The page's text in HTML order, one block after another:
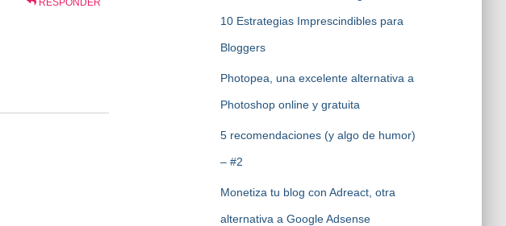
RESPONDER
10 Estrategias Imprescindibles para
Bloggers
Photopea, una excelente alternativa a
Photoshop online y gratuita
5 recomendaciones (y algo de humor)
– #2
Monetiza tu blog con Adreact, otra
alternativa a Google Adsense